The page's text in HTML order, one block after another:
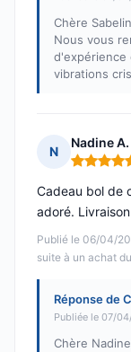
Chère
Nous vous
d'expérience
vibrations
N
Nadine A.
Note : 5
Publié le 06/04/
suite à un achat
Cadeau bol de
adoré.
Réponse de
Publiée le 07/
Chère Nadine